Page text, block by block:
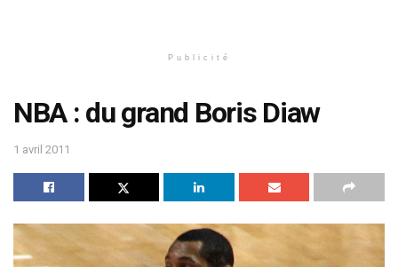
Publicité
NBA : du grand Boris Diaw
1 avril 2011